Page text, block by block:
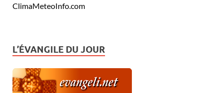
ClimaMeteoInfo.com
L’ÉVANGILE DU JOUR